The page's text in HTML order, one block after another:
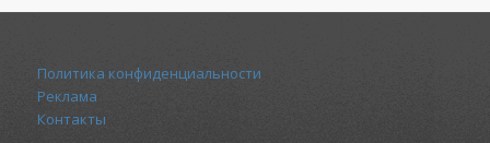
Политика конфиденциальности
Реклама
Контакты